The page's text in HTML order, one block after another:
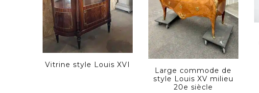
Vitrine style Louis XVI
Large commode de
style Louis XV milieu
20e siècle